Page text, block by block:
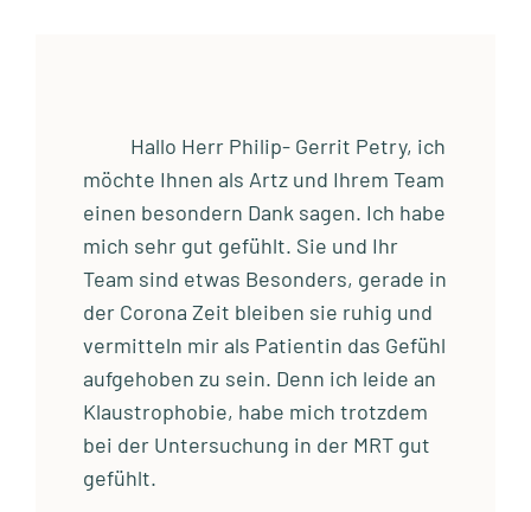
Hallo Herr Philip- Gerrit Petry, ich
möchte Ihnen als Artz und Ihrem Team
einen besondern Dank sagen. Ich habe
mich sehr gut gefühlt. Sie und Ihr
Team sind etwas Besonders, gerade in
der Corona Zeit bleiben sie ruhig und
vermitteln mir als Patientin das Gefühl
aufgehoben zu sein. Denn ich leide an
Klaustrophobie, habe mich trotzdem
bei der Untersuchung in der MRT gut
gefühlt.